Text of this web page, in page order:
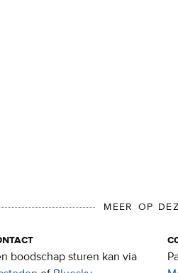
MEER OP
boodschap sturen kan via